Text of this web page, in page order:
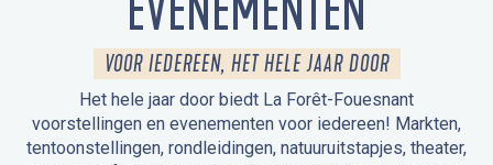
VOOR IEDEREEN, HET HELE JAAR DOOR
Het hele jaar door biedt La Forêt-Fouesnant
voorstellingen en evenementen voor iedereen! Markten,
tentoonstellingen, rondleidingen, natuuruitstapjes, theater,